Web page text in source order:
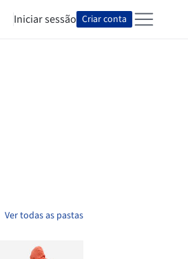
Iniciar sessão Criar conta
Ver todas as pastas